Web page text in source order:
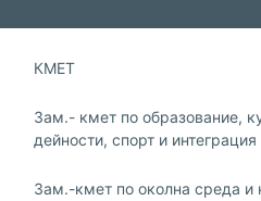
КМЕТ
Зам.- кмет по образование,
дейности, спорт и интеграция
Зам.-кмет по околна среда и